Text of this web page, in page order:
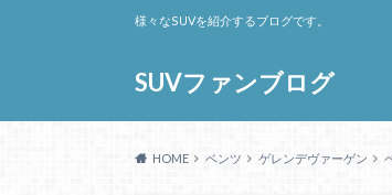
SUVファンブログ
様々なSUVを紹介するブログです。
HOME ベンツ ゲレンデヴァーゲン